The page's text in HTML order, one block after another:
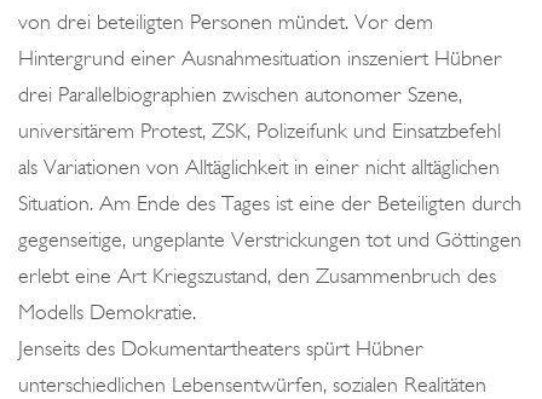
von drei beteiligten Personen mündet. Vor dem
Hintergrund einer Ausnahmesituation inszeniert Hübner
drei Parallelbiographien zwischen autonomer Szene,
universitärem Protest, ZSK, Polizeifunk und Einsatzbefehl
als Variationen von Alltäglichkeit in einer nicht alltäglichen
Situation. Am Ende des Tages ist eine der Beteiligten durch
gegenseitige, ungeplante Verstrickungen tot und Göttingen
erlebt eine Art Kriegszustand, den Zusammenbruch des
Modells Demokratie.
Jenseits des Dokumentartheaters spürt Hübner
unterschiedlichen Lebensentwürfen, sozialen Realitäten